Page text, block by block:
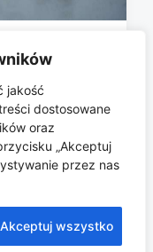
jakość
dostosowane
oraz
„Akceptuj
przez nas
Akceptuj wszystko
z
reserved.